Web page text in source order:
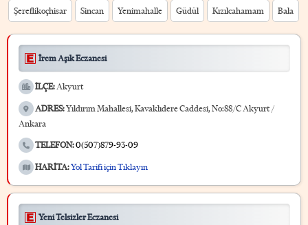
Şereflikoçhisar Sincan Yenimahalle Güdül Kızılcahamam Bala
İrem Aşık Eczanesi
İLÇE:Akyurt
ADRES:Yıldırım Mahallesi, Kavaklıdere Caddesi, No:88/C Akyurt /
Ankara
TELEFON:0(507)879-93-09
HARİTA:Yol Tarifi için Tıklayın
Yeni Telsizler Eczanesi